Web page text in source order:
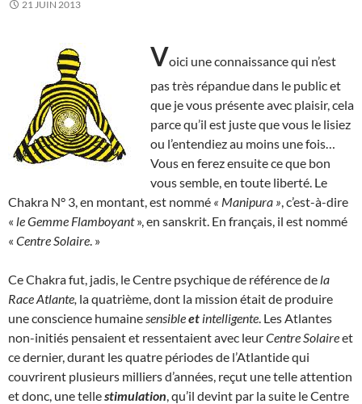
21 JUIN 2013
Voici une connaissance qui n’est
pas très répandue dans le public et
que je vous présente avec plaisir, cela
parce qu’il est juste que vous le lisiez
ou l’entendiez au moins une fois…
Vous en ferez ensuite ce que bon
vous semble, en toute liberté. Le
Chakra N° 3, en montant, est nommé « Manipura » , c’est-à-dire
« le Gemme Flamboyant», en sanskrit. En français, il est nommé
« Centre Solaire . »
Ce Chakra fut, jadis, le Centre psychique de référence de la
Race Atlante, la quatrième, dont la mission était de produire
une conscience humaine sensibleet intelligente . Les Atlantes
non-initiés pensaient et ressentaient avec leurCentre Solaireet
ce dernier, durant les quatre périodes de l’Atlantide qui
couvrirent plusieurs milliers d’années, reçut une telle attention
et donc, une tellestimulation , qu’il devint par la suite le Centre